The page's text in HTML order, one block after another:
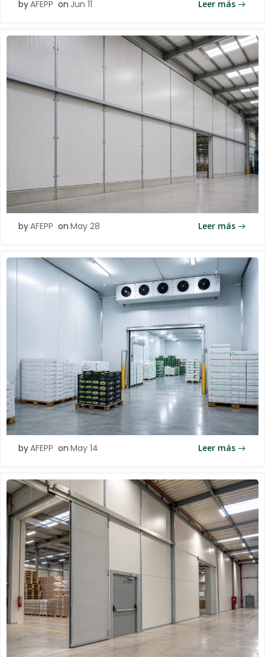
byAFEPP on Jun 11 Leer más
byAFEPP on May 28 Leer más
byAFEPP on May 14 Leer más